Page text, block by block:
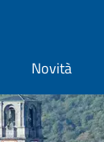
Novità